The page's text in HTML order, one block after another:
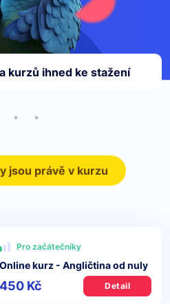
kurzů ihned ke stažení
jsou právě v kurzu
Pro začátečníky
Online kurz - Angličtina od nuly
450 Kč Detail